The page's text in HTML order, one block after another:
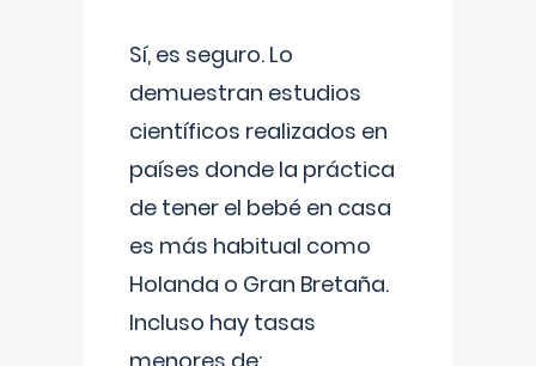
Sí, es seguro. Lo
demuestran estudios
científicos realizados en
países donde la práctica
de tener el bebé en casa
es más habitual como
Holanda o Gran Bretaña.
Incluso hay tasas